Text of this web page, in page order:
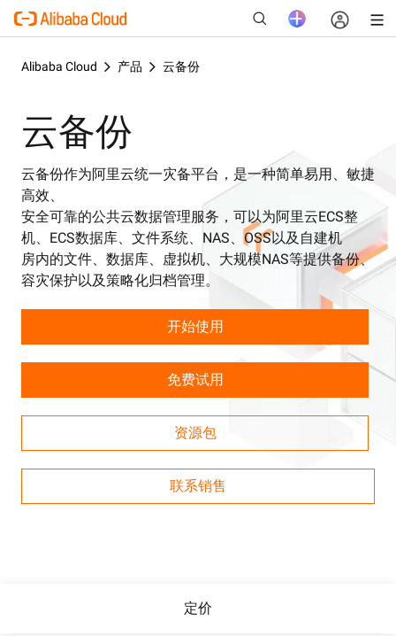
Alibaba Cloud 产品 云备份
云备份
云备份作为阿里云统一灾备平台，是一种简单易用、敏捷
高效、
安全可靠的公共云数据管理服务，可以为阿里云ECS整
机、ECS数据库、文件系统、NAS、OSS以及自建机
房内的文件、数据库、虚拟机、大规模NAS等提供备份、
容灾保护以及策略化归档管理。
开始使用
免费试用
资源包
联系销售
定价